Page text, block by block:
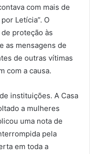
com mais de
Letícia”. O
proteção às
as mensagens de
de outras vítimas
com a causa.
instituições. A Casa
a mulheres
uma nota de
pela
em toda a